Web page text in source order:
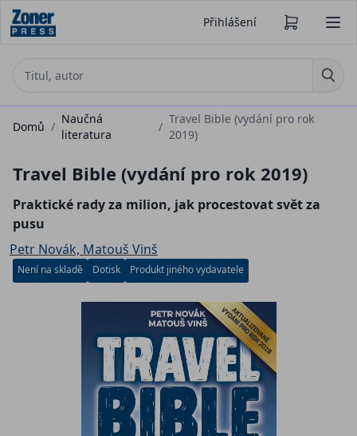
Přihlášení
Domů /
Naučná
literatura
/
Travel Bible (vydání pro rok
2019)
Travel Bible (vydání pro rok 2019)
Praktické rady za milion, jak procestovat svět za
pusu
Petr Novák, Matouš Vinš
Není na skladě Dotisk Produkt jiného vydavatele